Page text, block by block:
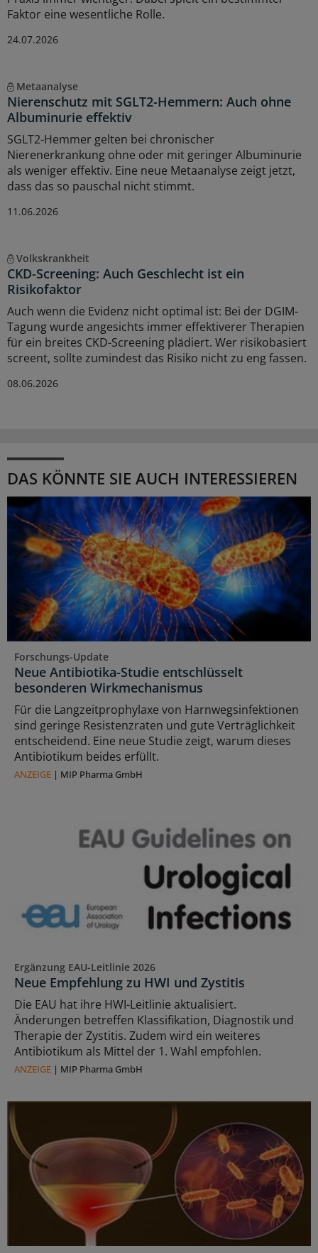
Faktor eine wesentliche Rolle.
24.07.2026
Metaanalyse
Nierenschutz mit SGLT2-Hemmern: Auch ohne
Albuminurie effektiv
SGLT2-Hemmer gelten bei chronischer
Nierenerkrankung ohne oder mit geringer Albuminurie
als weniger effektiv. Eine neue Metaanalyse zeigt jetzt,
dass das so pauschal nicht stimmt.
11.06.2026
Volkskrankheit
CKD-Screening: Auch Geschlecht ist ein
Risikofaktor
Auch wenn die Evidenz nicht optimal ist: Bei der DGIM-
Tagung wurde angesichts immer effektiverer Therapien
für ein breites CKD-Screening plädiert. Wer risikobasiert
screent, sollte zumindest das Risiko nicht zu eng fassen.
08.06.2026
DAS KÖNNTE SIE AUCH INTERESSIEREN
Forschungs-Update
Neue Antibiotika-Studie entschlüsselt
besonderen Wirkmechanismus
Für die Langzeitprophylaxe von Harnwegsinfektionen
sind geringe Resistenzraten und gute Verträglichkeit
entscheidend. Eine neue Studie zeigt, warum dieses
Antibiotikum beides erfüllt.
ANZEIGE | MIP Pharma GmbH
Ergänzung EAU-Leitlinie 2026
Neue Empfehlung zu HWI und Zystitis
Die EAU hat ihre HWI-Leitlinie aktualisiert.
Änderungen betreffen Klassifikation, Diagnostik und
Therapie der Zystitis. Zudem wird ein weiteres
Antibiotikum als Mittel der 1. Wahl empfohlen.
ANZEIGE | MIP Pharma GmbH